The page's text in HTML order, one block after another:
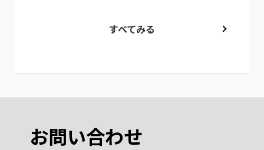
すべてみる
お問い合わせ